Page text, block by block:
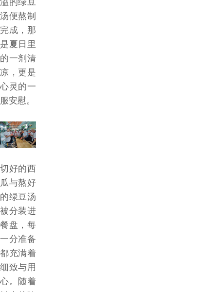
汤便熬制
完成，那
是夏日里
的一剂清
凉，更是
心灵的一
服安慰。
切好的西
瓜与熬好
的绿豆汤
被分装进
餐盘，每
一分准备
都充满着
细致与用
心。随着